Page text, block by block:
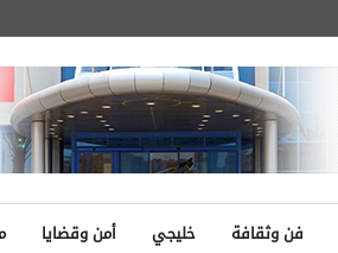
أمن وقضايا خليجي فن وثقافة